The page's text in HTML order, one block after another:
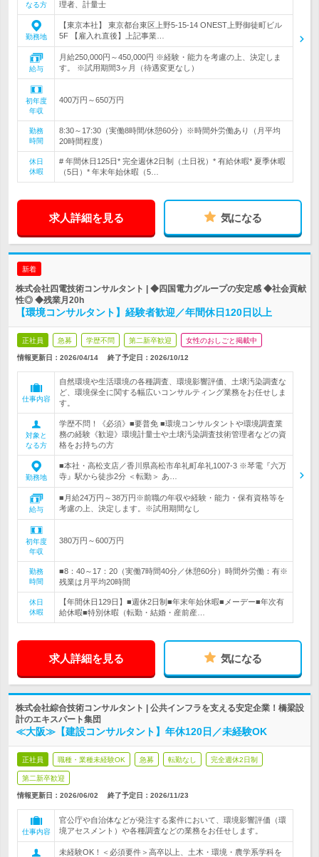
なる方 理者、計量士
勤務地
【東京本社】 東京都台東区上野5-15-14 ONEST上野御徒町ビル
5F 【雇入れ直後】上記事業…
給与
月給250,000円～450,000円 ※経験・能力を考慮の上、決定しま
す。 ※試用期間3ヶ月（待遇変更なし）
初年度
年収
400万円～650万円
勤務
時間
8:30～17:30（実働8時間/休憩60分）※時間外労働あり（月平均
20時間程度）
休日
休暇
# 年間休日125日* 完全週休2日制（土日祝）* 有給休暇* 夏季休暇
（5日）* 年末年始休暇（5…
求人詳細を見る 気になる
新着
株式会社四電技術コンサルタント | ◆四国電力グループの安定感 ◆社会貢献
性◎ ◆残業月20h
【環境コンサルタント】経験者歓迎／年間休日120日以上
正社員 急募 学歴不問 第二新卒歓迎 女性のおしごと掲載中
情報更新日：2026/04/14 終了予定日： 2026/10/12
仕事内容
自然環境や生活環境の各種調査、環境影響評価、土壌汚染調査な
ど、環境保全に関する幅広いコンサルティング業務をお任せしま
す。
対象と
なる方
学歴不問！《必須》■要普免 ■環境コンサルタントや環境調査業
務の経験《歓迎》環境計量士や土壌汚染調査技術管理者などの資
格をお持ちの方
勤務地
■本社・高松支店／香川県高松市牟礼町牟礼1007-3 ※琴電『六万
寺』駅から徒歩2分 ＜転勤＞ あ…
給与
■月給24万円～38万円※前職の年収や経験・能力・保有資格等を
考慮の上、決定します。※試用期間なし
初年度
年収
380万円～600万円
勤務
時間
■8：40～17：20（実働7時間40分／休憩60分）時間外労働：有※
残業は月平均20時間
休日
休暇
【年間休日129日】■週休2日制■年末年始休暇■メーデー■年次有
給休暇■特別休暇（転勤・結婚・産前産…
求人詳細を見る 気になる
株式会社綜合技術コンサルタント | 公共インフラを支える安定企業！橋梁設
計のエキスパート集団
≪大阪≫【建設コンサルタント】年休120日／未経験OK
正社員 職種・業種未経験OK 急募 転勤なし 完全週休2日制
第二新卒歓迎
情報更新日：2026/06/02 終了予定日： 2026/11/23
仕事内容
官公庁や自治体などが発注する案件において、環境影響評価（環
境アセスメント）や各種調査などの業務をお任せします。
未経験OK！＜必須要件＞高卒以上、土木・環境・農学系学科を